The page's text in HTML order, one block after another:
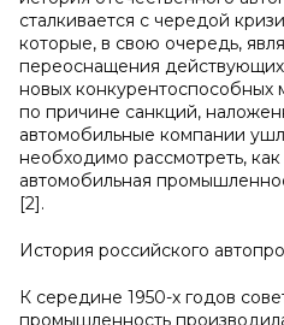
сталкивается с чередой
которые, в свою очередь,
переоснащения
новых конкурентоспособных
по причине санкций,
автомобильные компании
необходимо рассмотреть, как
автомобильная
[2].
История российского
К середине 1950-х годов
промышленность